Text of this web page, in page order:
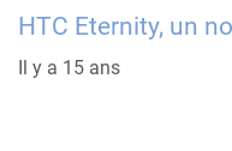
HTC Eternity, un
Il y a 15 ans